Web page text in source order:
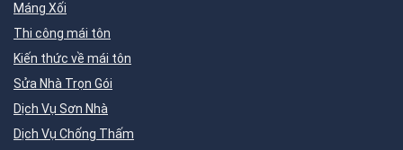
Máng Xối
Thi công mái tôn
Kiến thức về mái tôn
Sửa Nhà Trọn Gói
Dịch Vụ Sơn Nhà
Dịch Vụ Chống Thấm